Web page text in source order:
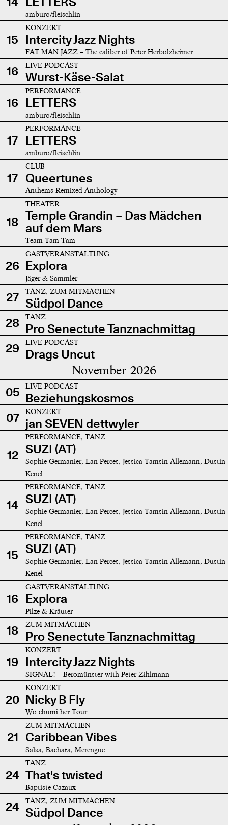
amburo/fleischlin
15
KONZERT
Intercity Jazz Nights
FAT MAN JAZZ – The caliber of Peter Herbolzheimer
16 LIVE-PODCAST
Wurst-Käse-Salat
16
PERFORMANCE
LETTERS
amburo/fleischlin
17
PERFORMANCE
LETTERS
amburo/fleischlin
17
CLUB
Queertunes
Anthems Remixed Anthology
18
THEATER
Temple Grandin – Das Mädchen
auf dem Mars
Team Tam Tam
26
GASTVERANSTALTUNG
Explora
Jäger & Sammler
27 TANZ, ZUM MITMACHEN
Südpol Dance
28
TANZ
Pro Senectute Tanznachmittag
29
LIVE-PODCAST
Drags Uncut
November 2026
05 LIVE-PODCAST
Beziehungskosmos
07
KONZERT
jan SEVEN dettwyler
12
PERFORMANCE, TANZ
SUZI (AT)
Sophie Germanier, Lan Perces, Jessica Tamsin Allemann, Dustin
Kenel
14
PERFORMANCE, TANZ
SUZI (AT)
Sophie Germanier, Lan Perces, Jessica Tamsin Allemann, Dustin
Kenel
15
PERFORMANCE, TANZ
SUZI (AT)
Sophie Germanier, Lan Perces, Jessica Tamsin Allemann, Dustin
Kenel
16
GASTVERANSTALTUNG
Explora
Pilze & Kräuter
18 ZUM MITMACHEN
Pro Senectute Tanznachmittag
19
KONZERT
Intercity Jazz Nights
SIGNAL! – Beromünster with Peter Zihlmann
20
KONZERT
Nicky B Fly
Wo chumi her Tour
21
ZUM MITMACHEN
Caribbean Vibes
Salsa, Bachata, Merengue
24
TANZ
That's twisted
Baptiste Cazaux
24 TANZ, ZUM MITMACHEN
Südpol Dance